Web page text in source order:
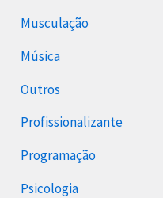
Musculação
Música
Outros
Profissionalizante
Programação
Psicologia